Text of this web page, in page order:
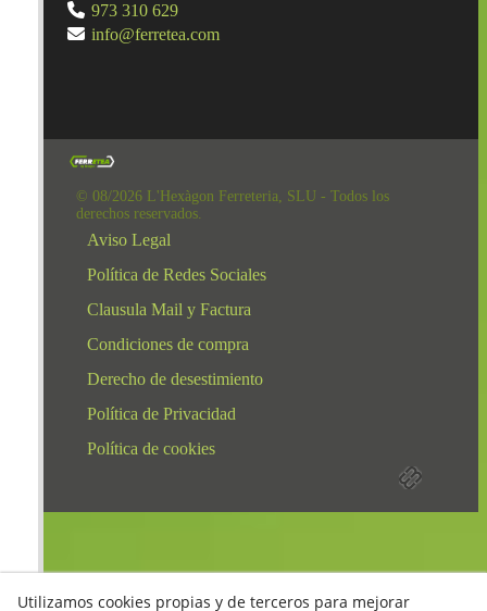
973 310 629
info@ferretea.com
© 08/2026 L'Hexàgon Ferreteria, SLU - Todos los
derechos reservados.
Aviso Legal
Política de Redes Sociales
Clausula Mail y Factura
Condiciones de compra
Derecho de desestimiento
Política de Privacidad
Política de cookies
Utilizamos cookies propias y de terceros para mejorar